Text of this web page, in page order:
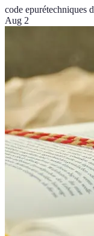
code epurétechniques
Aug 2